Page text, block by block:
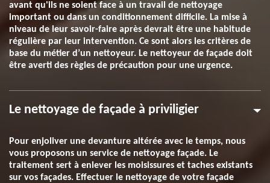
avant qu'ils ne soient face à un travail de nettoyage
important ou dans un conditionnement difficile. La mise à
niveau de leur savoir-faire après devrait être une habitude
régulière par leur intervention. Ce sont alors les critères de
base du métier d’un nettoyeur. Le nettoyeur de façade doit
être averti des règles de précaution pour une urgence.
Le nettoyage de façade à priviligier
Pour enjoliver une devanture altérée avec le temps, nous
vous proposons un service de nettoyage façade. Le
traitement sert à enlever les moisissures et taches existants
sur vos façades. Effectuer le nettoyage de votre façade